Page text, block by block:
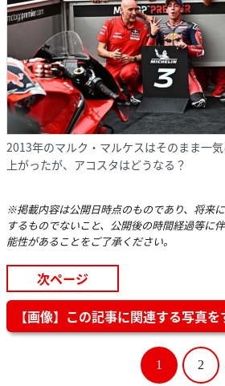
2013年のマルク・マルケスはそのまま一
上がったが、アコスタはどうなる？
※掲載内容は公開日時点のものであり、将来
するものでないこと、公開後の時間経過等に
能性があることをご了承ください。
次ページ
【画像】この記事に関連する写真
1 2